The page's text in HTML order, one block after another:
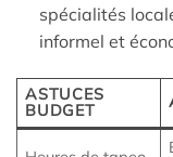
spécialités
informel et
ASTUCES
BUDGET